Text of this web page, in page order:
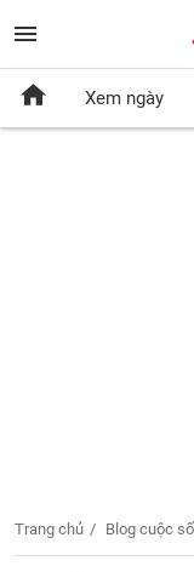
Xem ngày
Trang chủ Blog cuộc